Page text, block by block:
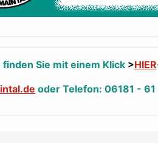
Sie mit einem Klick>HIER
oder Telefon: 06181 -